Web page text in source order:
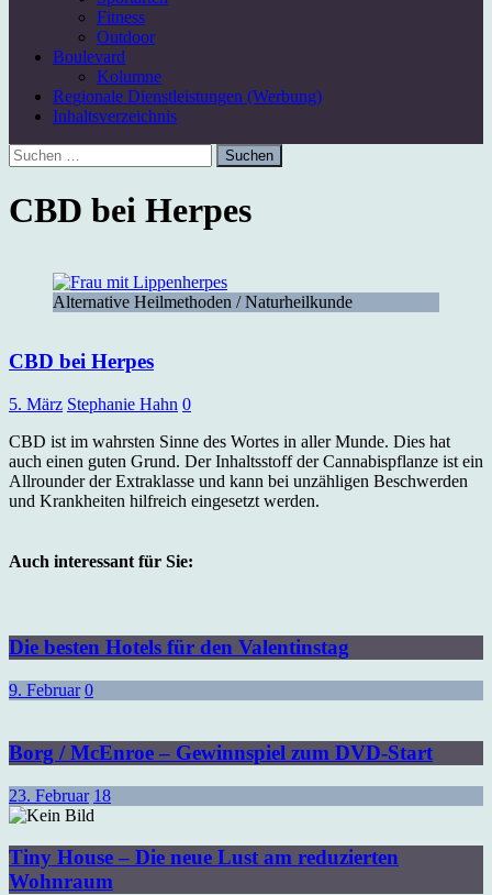
Fitness
Outdoor
Boulevard
Kolumne
Regionale Dienstleistungen (Werbung)
Inhaltsverzeichnis
Suchen
nach:
CBD bei Herpes
Alternative Heilmethoden / Naturheilkunde
CBD bei Herpes
5. März Stephanie Hahn 0
CBD ist im wahrsten Sinne des Wortes in aller Munde. Dies hat
auch einen guten Grund. Der Inhaltsstoff der Cannabispflanze ist ein
Allrounder der Extraklasse und kann bei unzähligen Beschwerden
und Krankheiten hilfreich eingesetzt werden.
Auch interessant für Sie:
Die besten Hotels für den Valentinstag
9. Februar 0
Borg / McEnroe – Gewinnspiel zum DVD-Start
23. Februar 18
Tiny House – Die neue Lust am reduzierten
Wohnraum